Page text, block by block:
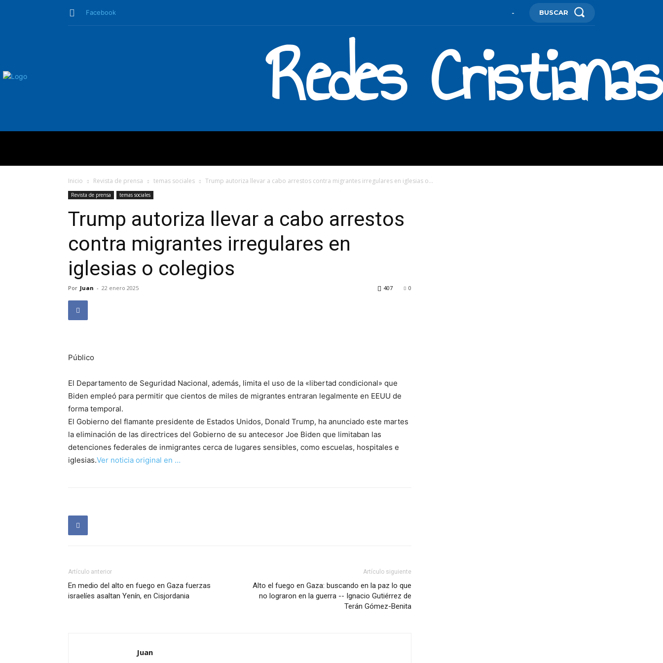
Facebook - BUSCAR
Redes Cristianas
Inicio Revista de prensa temas sociales Trump autoriza llevar a cabo arrestos contra migrantes irregulares en iglesias o...
Revista de prensa temas sociales
Trump autoriza llevar a cabo arrestos
contra migrantes irregulares en
iglesias o colegios
Por Juan - 22 enero 2025 0
407
Público
El Departamento de Seguridad Nacional, además, limita el uso de la «libertad condicional» que
Biden empleó para permitir que cientos de miles de migrantes entraran legalmente en EEUU de
forma temporal.
El Gobierno del flamante presidente de Estados Unidos, Donald Trump, ha anunciado este martes
la eliminación de las directrices del Gobierno de su antecesor Joe Biden que limitaban las
detenciones federales de inmigrantes cerca de lugares sensibles, como escuelas, hospitales e
iglesias.Ver noticia original en …
Artículo anterior
En medio del alto en fuego en Gaza fuerzas
israelíes asaltan Yenín, en Cisjordania
Artículo siguiente
Alto el fuego en Gaza: buscando en la paz lo que
no lograron en la guerra -- Ignacio Gutiérrez de
Terán Gómez-Benita
Juan